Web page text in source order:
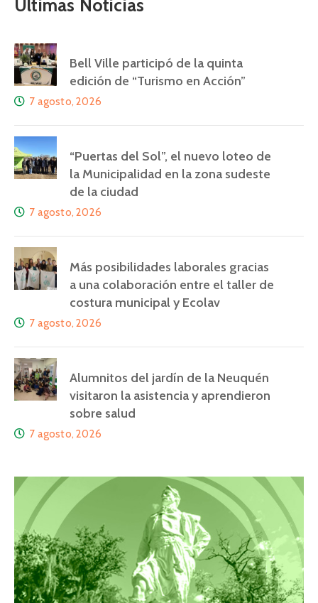
Últimas Noticias
Bell Ville participó de la quinta
edición de “Turismo en Acción”
7 agosto, 2026
“Puertas del Sol”, el nuevo loteo de
la Municipalidad en la zona sudeste
de la ciudad
7 agosto, 2026
Más posibilidades laborales gracias
a una colaboración entre el taller de
costura municipal y Ecolav
7 agosto, 2026
Alumnitos del jardín de la Neuquén
visitaron la asistencia y aprendieron
sobre salud
7 agosto, 2026